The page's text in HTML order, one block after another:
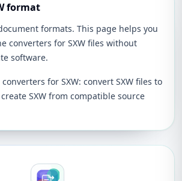
format
formats. This page helps you
converters for SXW files without
software.
for SXW: convert SXW files to
SXW from compatible source